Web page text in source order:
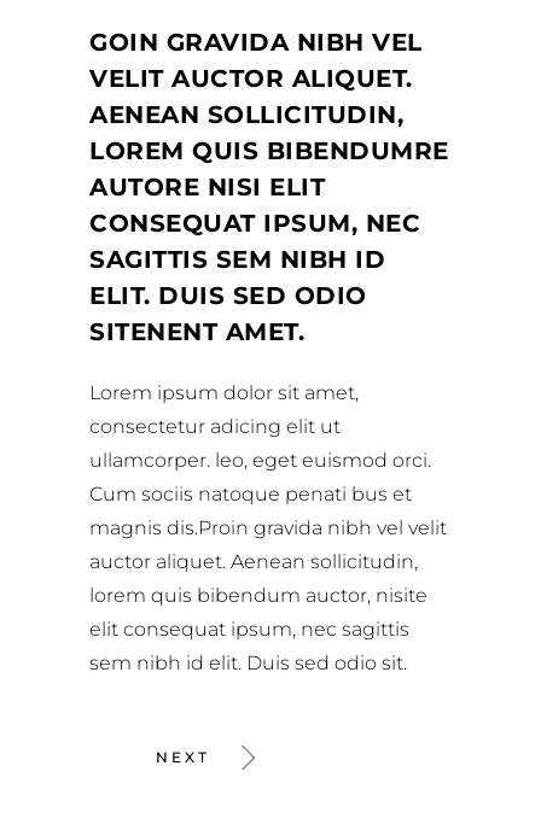
GOIN GRAVIDA NIBH VEL
VELIT AUCTOR ALIQUET.
AENEAN SOLLICITUDIN,
LOREM QUIS BIBENDUMRE
AUTORE NISI ELIT
CONSEQUAT IPSUM, NEC
SAGITTIS SEM NIBH ID
ELIT. DUIS SED ODIO
SITENENT AMET.
Lorem ipsum dolor sit amet,
consectetur adicing elit ut
ullamcorper. leo, eget euismod orci.
Cum sociis natoque penati bus et
magnis dis.Proin gravida nibh vel velit
auctor aliquet. Aenean sollicitudin,
lorem quis bibendum auctor, nisite
elit consequat ipsum, nec sagittis
sem nibh id elit. Duis sed odio sit.
NEXT